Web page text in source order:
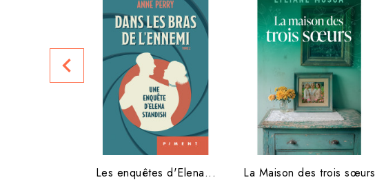
Les enquêtes d'Elena...
La Maison des trois sœurs
navigate_before